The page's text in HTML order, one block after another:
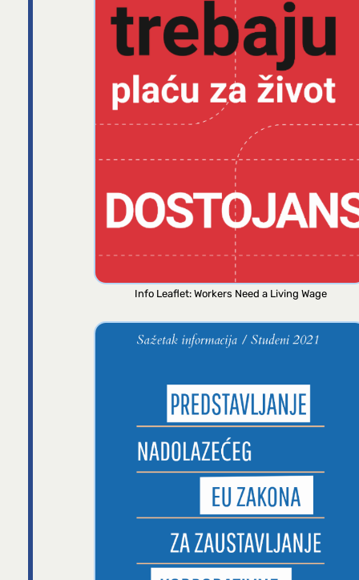
Info Leaflet: Workers Need a Living Wage